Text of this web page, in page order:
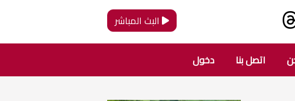
البث المباشر
اتصل بنا دخول